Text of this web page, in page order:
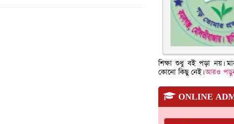
শিক্ষা শুধু বই পড়া নয়।
কোনো কিছু নেই।আরও
ONLINE